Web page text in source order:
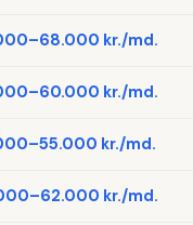
kr./md.
kr./md.
kr./md.
kr./md.